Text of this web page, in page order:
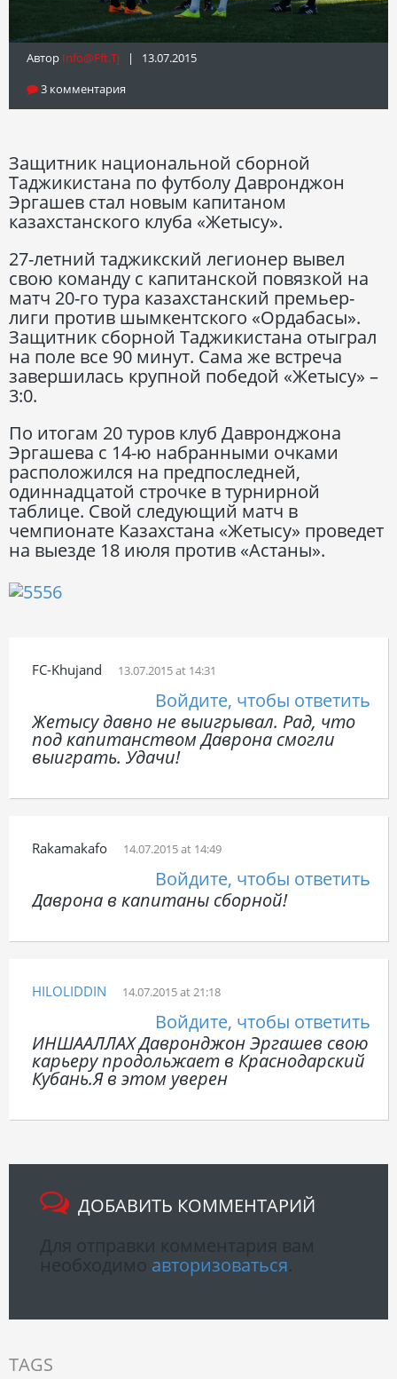
Автор Info@fft.tj | 13.07.2015
3 комментария
Защитник национальной сборной
Таджикистана по футболу Давронджон
Эргашев стал новым капитаном
казахстанского клуба «Жетысу».
27-летний таджикский легионер вывел
свою команду с капитанской повязкой на
матч 20-го тура казахстанский премьер-
лиги против шымкентского «Ордабасы».
Защитник сборной Таджикистана отыграл
на поле все 90 минут. Сама же встреча
завершилась крупной победой «Жетысу» –
3:0.
По итогам 20 туров клуб Давронджона
Эргашева с 14-ю набранными очками
расположился на предпоследней,
одиннадцатой строчке в турнирной
таблице. Свой следующий матч в
чемпионате Казахстана «Жетысу» проведет
на выезде 18 июля против «Астаны».
FC-Khujand 13.07.2015 at 14:31
Войдите, чтобы ответить
Жетысу давно не выигрывал. Рад, что
под капитанством Даврона смогли
выиграть. Удачи!
Rakamakafo 14.07.2015 at 14:49
Войдите, чтобы ответить
Даврона в капитаны сборной!
HILOLIDDIN 14.07.2015 at 21:18
Войдите, чтобы ответить
ИНШААЛЛАХ Давронджон Эргашев свою
карьеру продольжает в Краснодарский
Кубань.Я в этом уверен
ДОБАВИТЬ КОММЕНТАРИЙ
авторизоваться
TAGS